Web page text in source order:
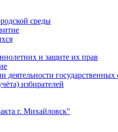
среды
и защите их прав
деятельности
избирателей
г. Михайловск"